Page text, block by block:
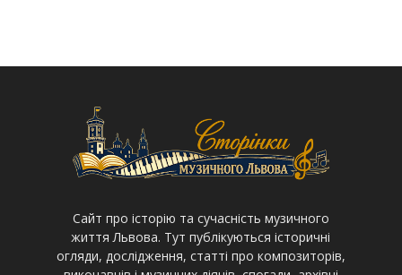
Cайт про історію та сучасність музичного
життя Львова. Тут публікуються історичні
огляди, дослідження, статті про композиторів,